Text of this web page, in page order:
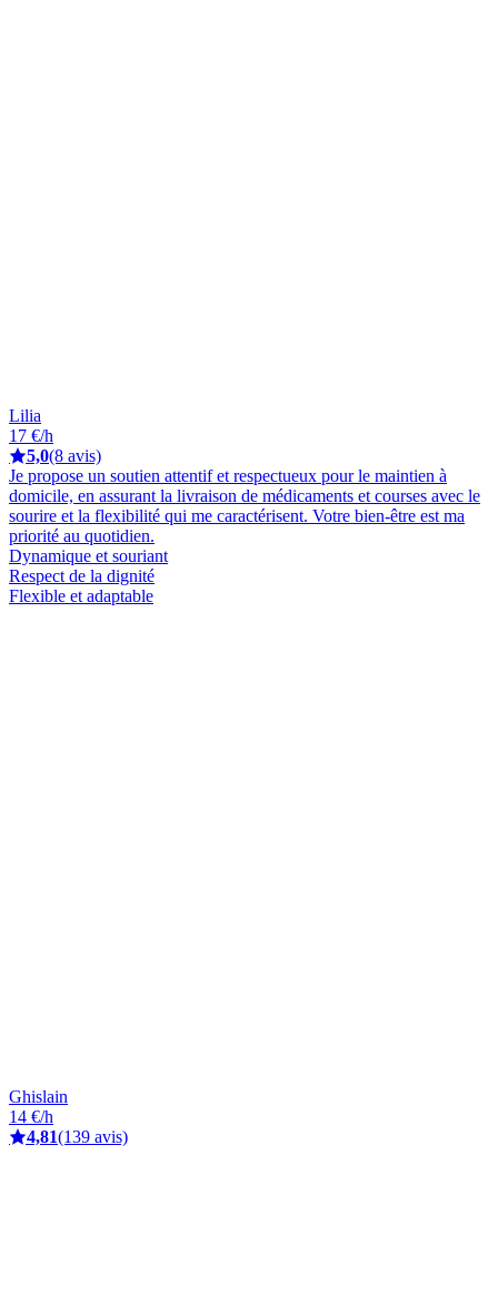
Lilia
17 €/h
5,0(8 avis)
Je propose un soutien attentif et respectueux pour le maintien à
domicile, en assurant la livraison de médicaments et courses avec le
sourire et la flexibilité qui me caractérisent. Votre bien-être est ma
priorité au quotidien.
Dynamique et souriant
Respect de la dignité
Flexible et adaptable
Ghislain
14 €/h
4,81(139 avis)